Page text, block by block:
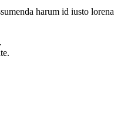
harum id iusto lorena